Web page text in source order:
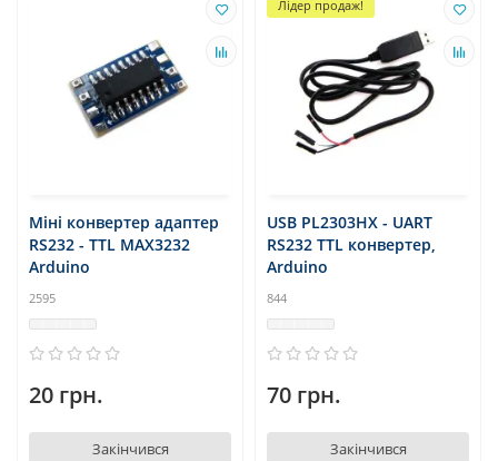
Міні конвертер адаптер
RS232 - TTL MAX3232
Arduino
2595
20 грн.
Закінчився
Лідер продаж!
USB PL2303HX - UART
RS232 TTL конвертер,
Arduino
844
70 грн.
Закінчився